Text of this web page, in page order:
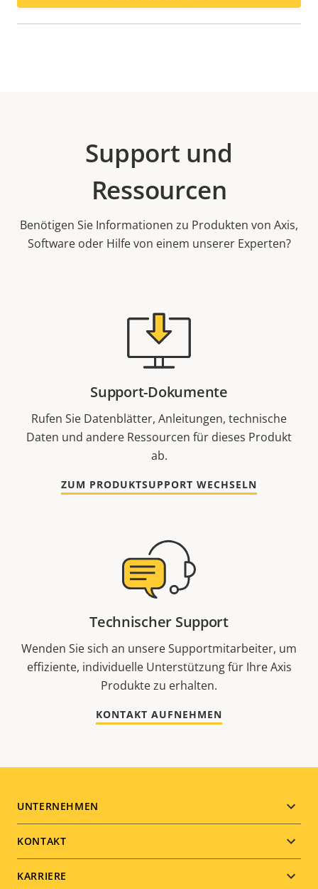
Support und
Ressourcen
Benötigen Sie Informationen zu Produkten von Axis,
Software oder Hilfe von einem unserer Experten?
Support-Dokumente
Rufen Sie Datenblätter, Anleitungen, technische
Daten und andere Ressourcen für dieses Produkt
ab.
ZUM PRODUKTSUPPORT WECHSELN
Technischer Support
Wenden Sie sich an unsere Supportmitarbeiter, um
effiziente, individuelle Unterstützung für Ihre Axis
Produkte zu erhalten.
KONTAKT AUFNEHMEN
Footer
menu
UNTERNEHMEN
KONTAKT
KARRIERE